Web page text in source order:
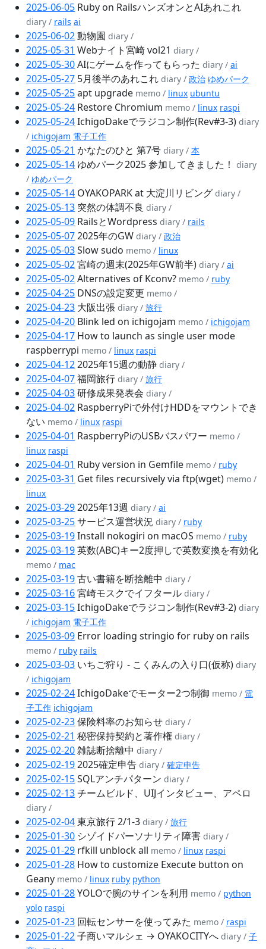
2025-06-05 Ruby on RailsハンズオンとAIあれこれ
diary / rails ai
2025-06-02動物園 diary /
2025-05-31 Webナイト宮崎 vol21 diary /
2025-05-30AIにゲームを作ってもらった diary / ai
2025-05-27 5月後半のあれこれ diary / 政治 ゆめパーク
2025-05-25apt upgrade memo / linux ubuntu
2025-05-24 Restore Chromium memo / linux raspi
2025-05-24IchigoDakeでラジコン制作(Rev#3-3) diary
/ ichigojam 電子工作
2025-05-21 かなたのひと 第7号 diary / 本
2025-05-14 ゆめパーク2025 参加してきました！ diary
/ ゆめパーク
2025-05-14 OYAKOPARK at 大淀川リビング diary /
2025-05-13 突然の体調不良 diary /
2025-05-09 RailsとWordpress diary / rails
2025-05-072025年のGW diary / 政治
2025-05-03Slow sudo memo / linux
2025-05-02宮崎の週末(2025年GW前半) diary / ai
2025-05-02Alternatives of Kconv? memo / ruby
2025-04-25 DNSの設定変更 memo /
2025-04-23 大阪出張 diary / 旅行
2025-04-20 Blink led on ichigojam memo / ichigojam
2025-04-17 How to launch as single user mode
raspberrypi memo / linux raspi
2025-04-122025年15週の動静 diary /
2025-04-07福岡旅行 diary / 旅行
2025-04-03研修成果発表会 diary /
2025-04-02 RaspberryPiで外付けHDDをマウントでき
ない memo / linux raspi
2025-04-01 RaspberryPiのUSBバスパワー memo /
linux raspi
2025-04-01 Ruby version in Gemfile memo / ruby
2025-03-31 Get files recursively via ftp(wget) memo /
linux
2025-03-292025年13週 diary / ai
2025-03-25サービス運営状況 diary / ruby
2025-03-19Install nokogiri on macOS memo / ruby
2025-03-19英数(ABC)キー2度押しで英数変換を有効化
memo / mac
2025-03-19古い書籍を断捨離中 diary /
2025-03-16宮崎モスクでイフタール diary /
2025-03-15IchigoDakeでラジコン制作(Rev#3-2) diary
/ ichigojam 電子工作
2025-03-09 Error loading stringio for ruby on rails
memo / ruby rails
2025-03-03 いちご狩り - こくみんの入り口(仮称) diary
/ ichigojam
2025-02-24IchigoDakeでモーター2つ制御 memo / 電
子工作 ichigojam
2025-02-23保険料率のお知らせ diary /
2025-02-21 秘密保持契約と著作権 diary /
2025-02-20雑誌断捨離中 diary /
2025-02-192025確定申告 diary / 確定申告
2025-02-15SQLアンチパターン diary /
2025-02-13チームビルド、UIJインタビュー、アペロ
diary /
2025-02-04東京旅行 2/1-3 diary / 旅行
2025-01-30 シゾイドパーソナリティ障害 diary /
2025-01-29 rfkill unblock all memo / linux raspi
2025-01-28 How to customize Execute button on
Geany memo / linux ruby python
2025-01-28YOLOで腕のサインを利用 memo / python
yolo raspi
2025-01-23 回転センサーを使ってみた memo / raspi
2025-01-22子商いマルシェ → OYAKOCITYへ diary / 子